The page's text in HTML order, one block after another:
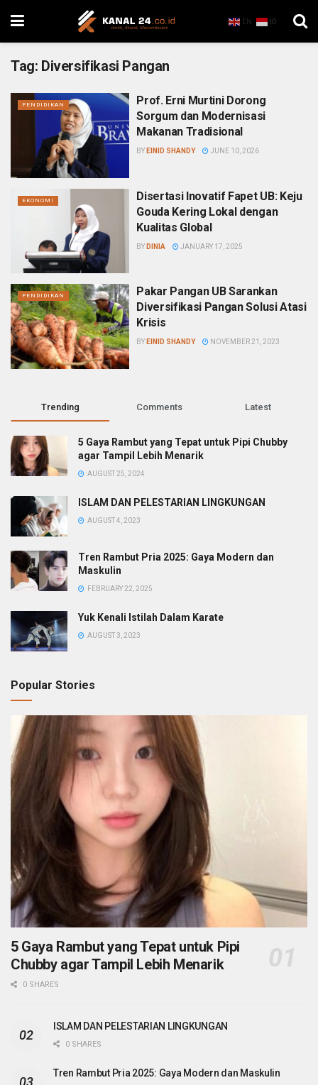
EN ID
Tag: Diversifikasi Pangan
PENDIDIKAN
Prof. Erni Murtini Dorong
Sorgum dan Modernisasi
Makanan Tradisional
BY EINID SHANDY JUNE 10, 2026
EKONOMI
Disertasi Inovatif Fapet UB: Keju
Gouda Kering Lokal dengan
Kualitas Global
BY DINIA JANUARY 17, 2025
PENDIDIKAN
Pakar Pangan UB Sarankan
Diversifikasi Pangan Solusi Atasi
Krisis
BY EINID SHANDY NOVEMBER 21, 2023
Trending Comments Latest
5 Gaya Rambut yang Tepat untuk Pipi Chubby
agar Tampil Lebih Menarik
AUGUST 25, 2024
ISLAM DAN PELESTARIAN LINGKUNGAN
AUGUST 4, 2023
Tren Rambut Pria 2025: Gaya Modern dan
Maskulin
FEBRUARY 22, 2025
Yuk Kenali Istilah Dalam Karate
AUGUST 3, 2023
Popular Stories
5 Gaya Rambut yang Tepat untuk Pipi
Chubby agar Tampil Lebih Menarik
0 SHARES
ISLAM DAN PELESTARIAN LINGKUNGAN
0 SHARES
Tren Rambut Pria 2025: Gaya Modern dan Maskulin